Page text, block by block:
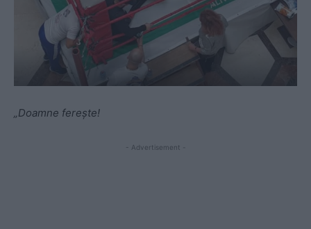
„Doamne ferește!
- Advertisement -